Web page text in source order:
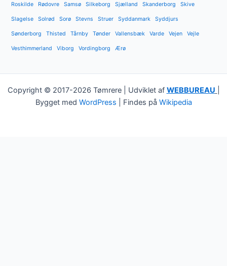
Roskilde Rødovre Samsø Silkeborg Sjælland Skanderborg Skive
Slagelse Solrød Sorø Stevns Struer Syddanmark Syddjurs
Sønderborg Thisted Tårnby Tønder Vallensbæk Varde Vejen Vejle
Vesthimmerland Viborg Vordingborg Ærø
Copyright © 2017-2026 Tømrere | Udviklet af WEBBUREAU
Bygget med WordPress | Findes på Wikipedia